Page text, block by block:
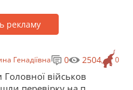
рекламу
Генадіївна 0
0 2504